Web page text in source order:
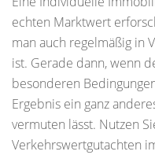
echten Marktwert
man auch regelmäßig in
ist. Gerade dann, wenn
besonderen
Ergebnis ein ganz
vermuten lässt. Nutzen
Verkehrswertgutachten